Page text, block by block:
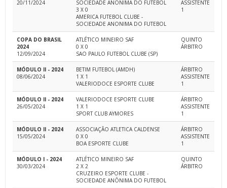
20/11/2024
SOCIEDADE ANÔNIMA DO FUTEBOL
3 X 0
AMERICA FUTEBOL CLUBE -
SOCIEDADE ANONIMA DO FUTEBOL
ASSISTENTE
1
COPA DO BRASIL
2024
12/09/2024
ATLÉTICO MINEIRO SAF
0 X 0
SAO PAULO FUTEBOL CLUBE (SP)
QUINTO
ÁRBITRO
MÓDULO II - 2024
08/06/2024
BETIM FUTEBOL (AMDH)
1 X 1
VALERIODOCE ESPORTE CLUBE
ÁRBITRO
ASSISTENTE
1
MÓDULO II - 2024
26/05/2024
VALERIODOCE ESPORTE CLUBE
1 X 1
SPORT CLUB AYMORES
ÁRBITRO
ASSISTENTE
1
MÓDULO II - 2024
15/05/2024
ASSOCIAÇÃO ATLETICA CALDENSE
0 X 0
BOA ESPORTE CLUBE
ÁRBITRO
ASSISTENTE
1
MÓDULO I - 2024
30/03/2024
ATLÉTICO MINEIRO SAF
2 X 2
CRUZEIRO ESPORTE CLUBE -
SOCIEDADE ANÔNIMA DO FUTEBOL
QUINTO
ÁRBITRO